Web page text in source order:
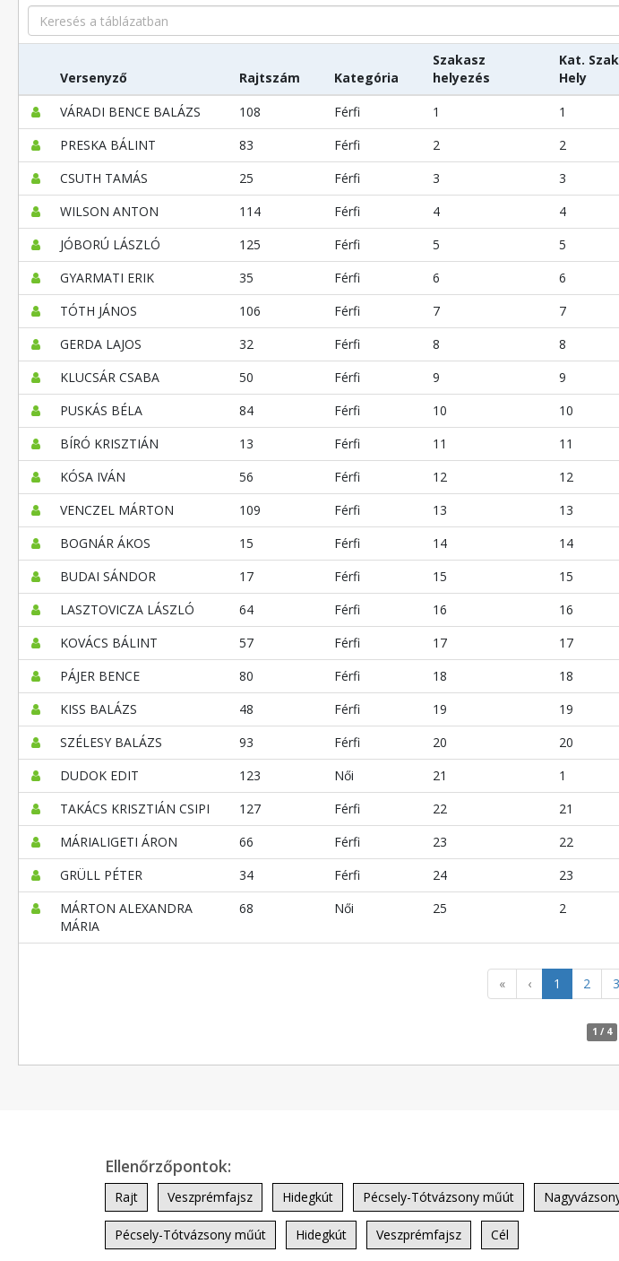
Search
Versenyző Rajtszám Kategória
Szakasz
helyezés
Kat.
Hely
VÁRADI BENCE BALÁZS
108 Férfi 1 1
PRESKA BÁLINT
83 Férfi 2 2
CSUTH TAMÁS
25 Férfi 3 3
WILSON ANTON
114 Férfi 4 4
JÓBORÚ LÁSZLÓ
125 Férfi 5 5
GYARMATI ERIK
35 Férfi 6 6
TÓTH JÁNOS
106 Férfi 7 7
GERDA LAJOS
32 Férfi 8 8
KLUCSÁR CSABA
50 Férfi 9 9
PUSKÁS BÉLA
84 Férfi 10 10
BÍRÓ KRISZTIÁN
13 Férfi 11 11
KÓSA IVÁN
56 Férfi 12 12
VENCZEL MÁRTON
109 Férfi 13 13
BOGNÁR ÁKOS
15 Férfi 14 14
BUDAI SÁNDOR
17 Férfi 15 15
LASZTOVICZA LÁSZLÓ
64 Férfi 16 16
KOVÁCS BÁLINT
57 Férfi 17 17
PÁJER BENCE
80 Férfi 18 18
KISS BALÁZS
48 Férfi 19 19
SZÉLESY BALÁZS
93 Férfi 20 20
DUDOK EDIT
123 Női 21 1
TAKÁCS KRISZTIÁN CSIPI
127 Férfi 22 21
MÁRIALIGETI ÁRON
66 Férfi 23 22
GRÜLL PÉTER
34 Férfi 24 23
MÁRTON ALEXANDRA
MÁRIA
68 Női 25 2
« ‹ 1 2 3
1 / 4
Ellenőrzőpontok:
Rajt Veszprémfajsz Hidegkút Pécsely-Tótvázsony műút
Pécsely-Tótvázsony műút Hidegkút Veszprémfajsz Cél